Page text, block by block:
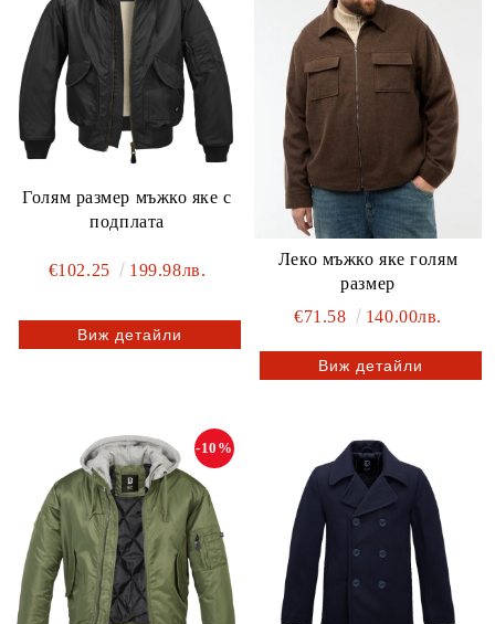
Голям размер мъжко яке с
подплата
€102.25 199.98лв.
Виж детайли
Леко мъжко яке голям
размер
€71.58
140.00лв.
Виж детайли
-10%